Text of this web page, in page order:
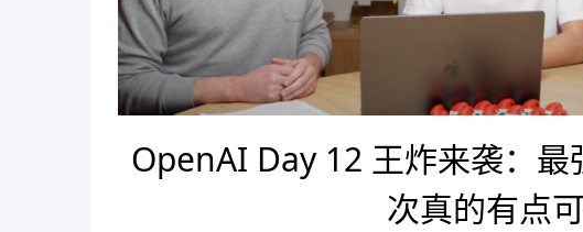
OpenAI Day 12 王炸来袭：
次真的有点可